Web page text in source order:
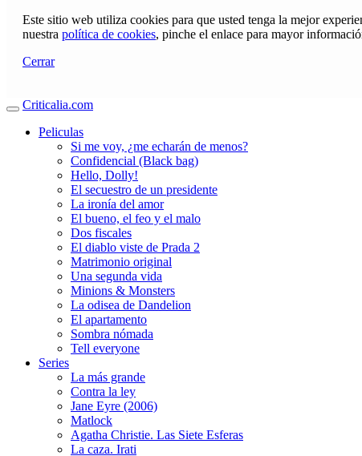
Este sitio web utiliza cookies para que usted tenga la mejor
nuestra política de cookies, pinche el enlace para mayor
Cerrar
Criticalia.com
Peliculas
Si me voy, ¿me echarán de menos?
Confidencial (Black bag)
Hello, Dolly!
El secuestro de un presidente
La ironía del amor
El bueno, el feo y el malo
Dos fiscales
El diablo viste de Prada 2
Matrimonio original
Una segunda vida
Minions & Monsters
La odisea de Dandelion
El apartamento
Sombra nómada
Tell everyone
Series
La más grande
Contra la ley
Jane Eyre (2006)
Matlock
Agatha Christie. Las Siete Esferas
La caza. Irati